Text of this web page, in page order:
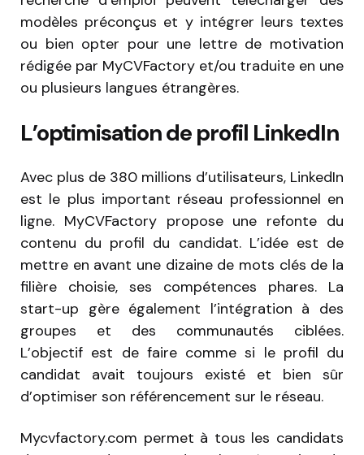
modèles préconçus et y intégrer leurs textes
ou bien opter pour une lettre de motivation
rédigée par MyCVFactory et/ou traduite en une
ou plusieurs langues étrangères.
L’optimisation de profil LinkedIn
Avec plus de 380 millions d’utilisateurs, LinkedIn
est le plus important réseau professionnel en
ligne. MyCVFactory propose une refonte du
contenu du profil du candidat. L’idée est de
mettre en avant une dizaine de mots clés de la
filière choisie, ses compétences phares. La
start-up gère également l’intégration à des
groupes et des communautés ciblées.
L’objectif est de faire comme si le profil du
candidat avait toujours existé et bien sûr
d’optimiser son référencement sur le réseau.
Mycvfactory.com permet à tous les candidats